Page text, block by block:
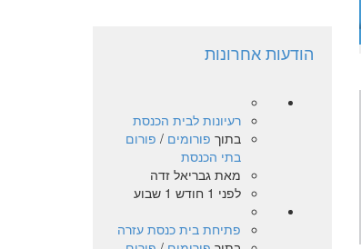
הודעות אחרונות
רעיונות לבית הכנסת
בתוך פורומים / פורום
בתי הכנסת
מאתגבריאל זדה
לפני 1 חודש 1 שבוע
פתיחת בית כנסת עזרה